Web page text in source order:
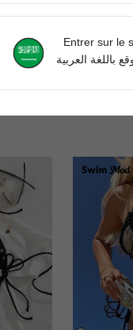
Entrer sur le
باللغة العربية